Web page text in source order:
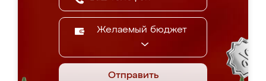
Желаемый бюджет
Отправить